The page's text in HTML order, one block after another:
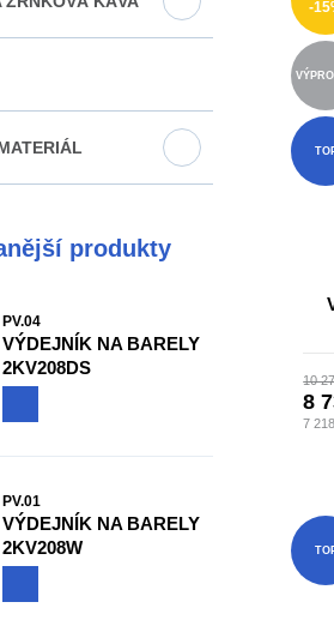
produkty
PV.04
VÝDEJNÍK NA BARELY
2KV208DS
PV.01
VÝDEJNÍK NA BARELY
2KV208W
-
10
8
7